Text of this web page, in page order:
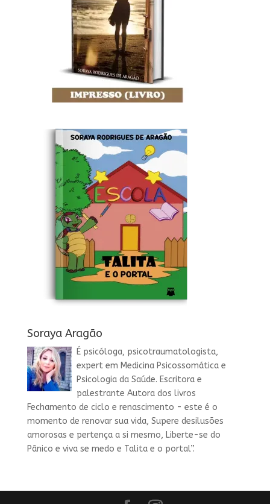
Soraya Aragão
É psicóloga, psicotraumatologista,
expert em Medicina Psicossomática e
Psicologia da Saúde. Escritora e
palestrante Autora dos livros
Fechamento de ciclo e renascimento - este é o
momento de renovar sua vida, Supere desilusões
amorosas e pertença a si mesmo, Liberte-se do
Pânico e viva se medo e Talita e o portal”.